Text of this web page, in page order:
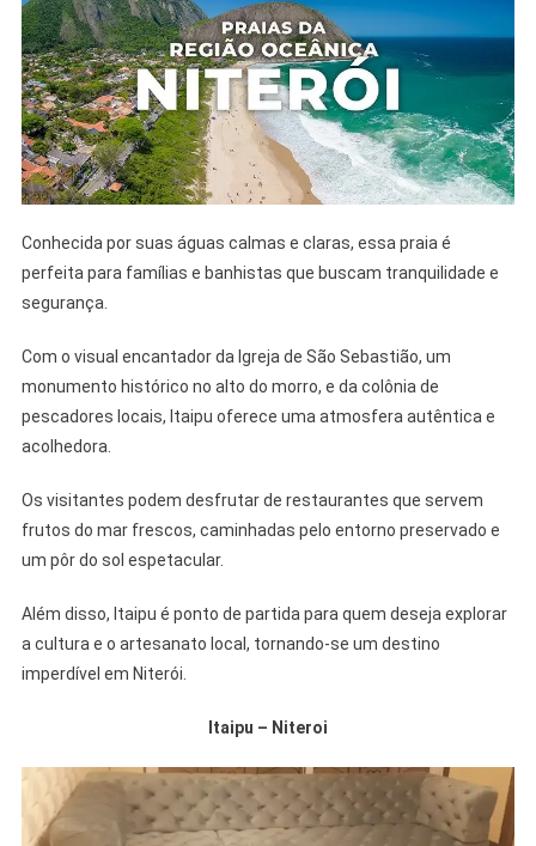
Conhecida por suas águas calmas e claras, essa praia é
perfeita para famílias e banhistas que buscam tranquilidade e
segurança.
Com o visual encantador da Igreja de São Sebastião, um
monumento histórico no alto do morro, e da colônia de
pescadores locais, Itaipu oferece uma atmosfera autêntica e
acolhedora.
Os visitantes podem desfrutar de restaurantes que servem
frutos do mar frescos, caminhadas pelo entorno preservado e
um pôr do sol espetacular.
Além disso, Itaipu é ponto de partida para quem deseja explorar
a cultura e o artesanato local, tornando-se um destino
imperdível em Niterói.
Itaipu – Niteroi